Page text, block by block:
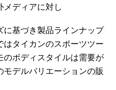
メディアに対し
に基づき製品ラインナップ
はタイカンのスポーツツー
のボディスタイルは需要が
デルバリエーションの販